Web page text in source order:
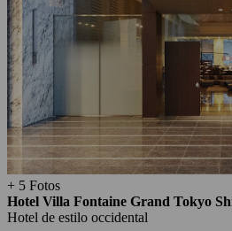
+ 5 Fotos
Hotel Villa Fontaine Grand Tokyo
Hotel de estilo occidental